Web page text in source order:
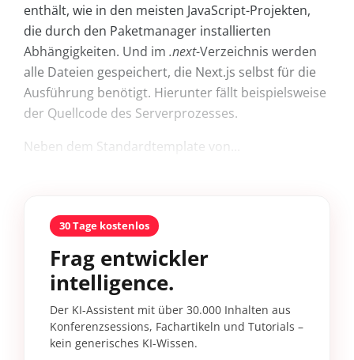
enthält, wie in den meisten JavaScript-Projekten,
die durch den Paketmanager installierten
Abhängigkeiten. Und im .next-Verzeichnis werden
alle Dateien gespeichert, die Next.js selbst für die
Ausführung benötigt. Hierunter fällt beispielsweise
der Quellcode des Serverprozesses.
Neben dem Standardtemplate von...
30 Tage kostenlos
Frag entwickler
intelligence.
Der KI-Assistent mit über 30.000 Inhalten aus
Konferenzsessions, Fachartikeln und Tutorials –
kein generisches KI-Wissen.